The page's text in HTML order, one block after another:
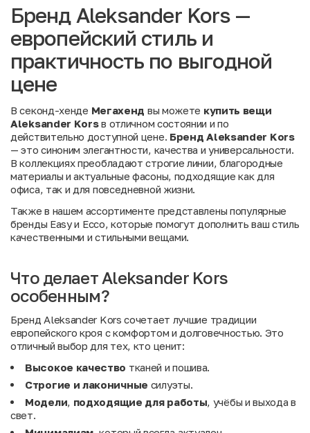
Бренд Aleksander Kors —
европейский стиль и
практичность по выгодной
цене
В секонд-хенде Мегахенд вы можете купить вещи
Aleksander Korsв отличном состоянии и по
действительно доступной цене. Бренд Aleksander Kors
— это синоним элегантности, качества и универсальности.
В коллекциях преобладают строгие линии, благородные
материалы и актуальные фасоны, подходящие как для
офиса, так и для повседневной жизни.
Также в нашем ассортименте представлены популярные
бренды Easyи Ecco, которые помогут дополнить ваш стиль
качественными и стильными вещами.
Что делает Aleksander Kors
особенным?
Бренд Aleksander Kors сочетает лучшие традиции
европейского кроя с комфортом и долговечностью. Это
отличный выбор для тех, кто ценит:
Высокое качество тканей и пошива.
Строгие и лаконичные силуэты.
Модели, подходящие для работы, учёбы и выхода в
свет.